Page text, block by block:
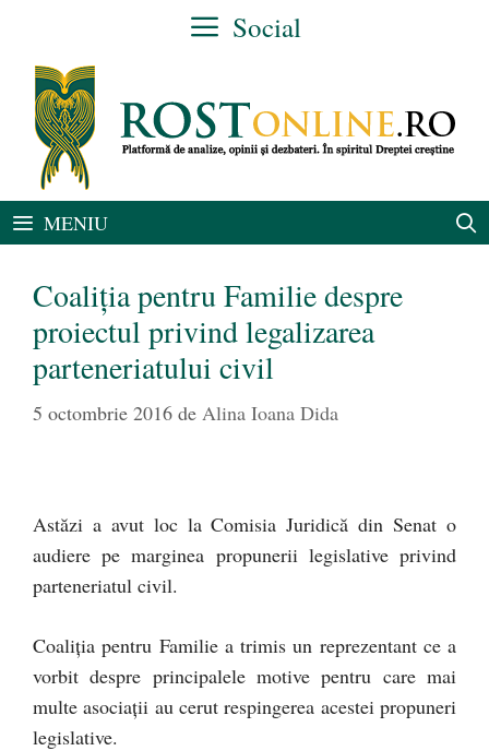
conținut
Social
MENIU
Coaliția pentru Familie despre
proiectul privind legalizarea
parteneriatului civil
5 octombrie 2016 de Alina Ioana Dida
Astăzi a avut loc la Comisia Juridică din Senat o
audiere pe marginea propunerii legislative privind
parteneriatul civil.
Coaliția pentru Familie a trimis un reprezentant ce a
vorbit despre principalele motive pentru care mai
multe asociații au cerut respingerea acestei propuneri
legislative.